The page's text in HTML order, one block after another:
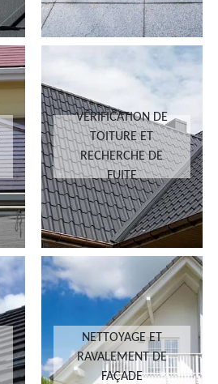
VÉRIFICATION DE
TOITURE ET
RECHERCHE DE
FUITE
NETTOYAGE ET
RAVALEMENT DE
FAÇADE